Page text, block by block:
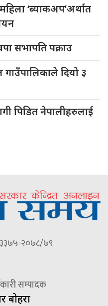
‘ब्याकअप’अर्थात
सभापति पक्राउ
दियो ३
पिडित नेपालीहरुलाई
३३७५-२०७८/७९
सम्पादक
बोहरा